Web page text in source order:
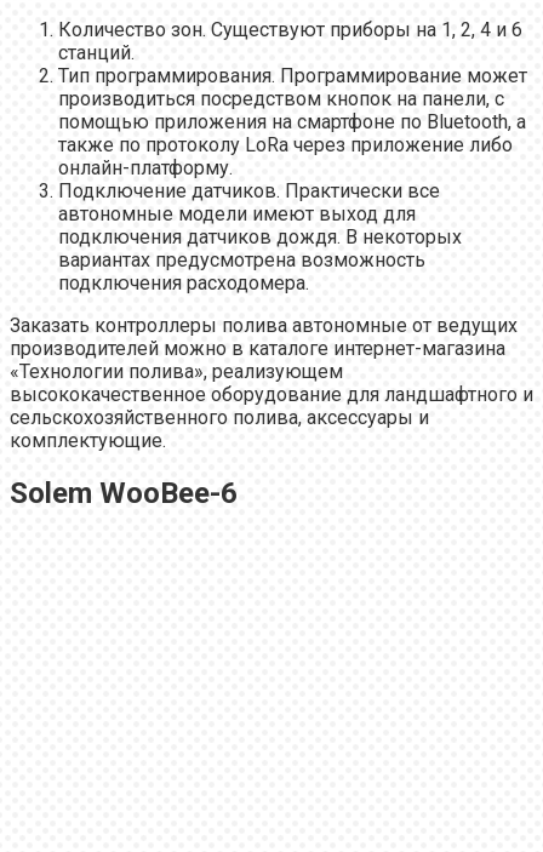
Количество зон. Существуют приборы на 1, 2, 4 и 6
станций.
Тип программирования. Программирование может
производиться посредством кнопок на панели, с
помощью приложения на смартфоне по Bluetooth, а
также по протоколу LoRa через приложение либо
онлайн-платформу.
Подключение датчиков. Практически все
автономные модели имеют выход для
подключения датчиков дождя. В некоторых
вариантах предусмотрена возможность
подключения расходомера.
Заказать контроллеры полива автономные от ведущих
производителей можно в каталоге интернет-магазина
«Технологии полива», реализующем
высококачественное оборудование для ландшафтного и
сельскохозяйственного полива, аксессуары и
комплектующие.
Solem WooBee-6